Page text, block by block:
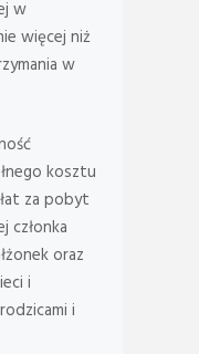
w
więcej niż
w
kosztu
za pobyt
członka
oraz
i
i